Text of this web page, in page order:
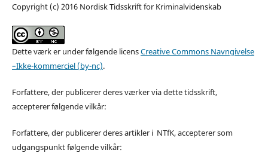
Copyright (c) 2016 Nordisk Tidsskrift for Kriminalvidenskab
Dette værk er under følgende licensCreative Commons Navngivelse
–Ikke-kommerciel (by-nc).
Forfattere, der publicerer deres værker via dette tidsskrift,
accepterer følgende vilkår:
Forfattere, der publicerer deres artikler i NTfK, accepterer som
udgangspunkt følgende vilkår: